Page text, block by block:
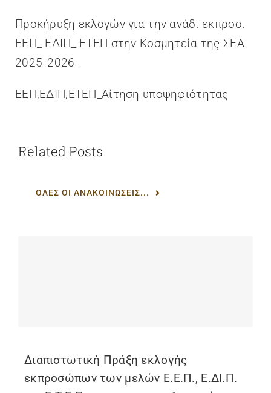
Προκήρυξη εκλογών για την ανάδ. εκπροσ.
ΕΕΠ_ ΕΔΙΠ_ ΕΤΕΠ στην Κοσμητεία της ΣΕΑ
2025_2026_
ΕΕΠ,ΕΔΙΠ,ΕΤΕΠ_Αίτηση υποψηφιότητας
Related Posts
ΟΛΕΣ ΟΙ ΑΝΑΚΟΙΝΩΣΕΙΣ...
Διαπιστωτική Πράξη εκλογής
εκπροσώπων των μελών Ε.Ε.Π., Ε.ΔΙ.Π.